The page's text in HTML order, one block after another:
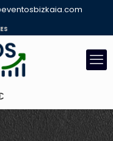
ES